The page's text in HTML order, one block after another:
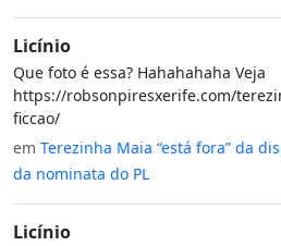
Licínio
Que foto é essa? Hahahahaha Veja
https://robsonpiresxerife.com/
ficcao/
em Terezinha Maia “está fora” da
da nominata do PL
Licínio